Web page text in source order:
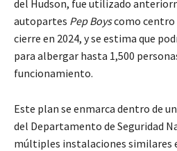
del Hudson, fue utilizado
autopartes Pep Boyscomo centro
cierre en 2024, y se estima que
para albergar hasta 1,500
funcionamiento.
Este plan se enmarca dentro de
del Departamento de Seguridad
múltiples instalaciones similares